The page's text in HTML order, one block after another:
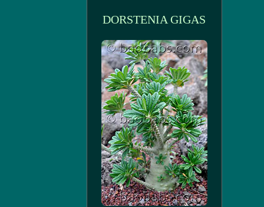
DORSTENIA GIGAS